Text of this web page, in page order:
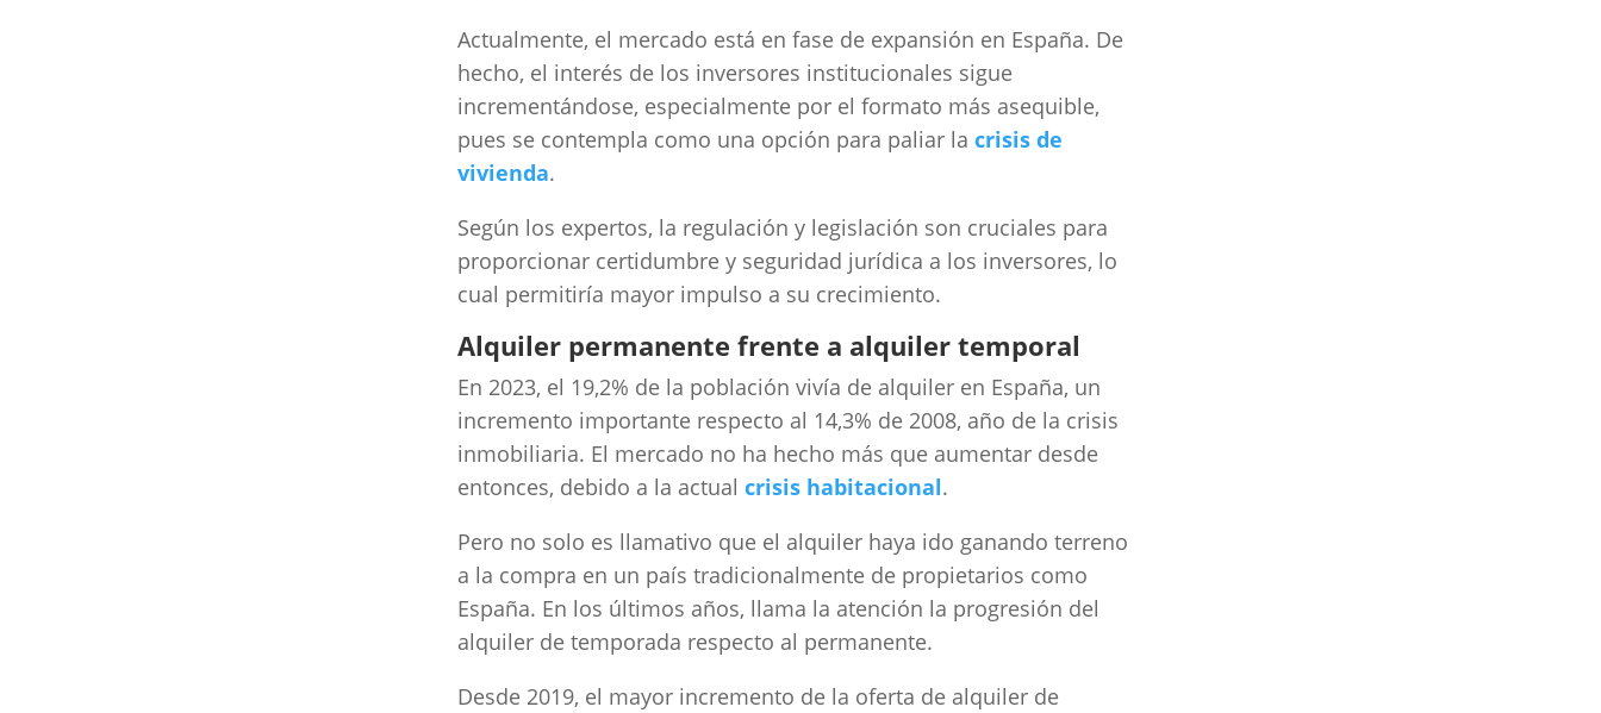
Actualmente, el mercado está en fase de expansión en España. De
hecho, el interés de los inversores institucionales sigue
incrementándose, especialmente por el formato más asequible,
pues se contempla como una opción para paliar la crisis de
vivienda.
Según los expertos, la regulación y legislación son cruciales para
proporcionar certidumbre y seguridad jurídica a los inversores, lo
cual permitiría mayor impulso a su crecimiento.
Alquiler permanente frente a alquiler temporal
En 2023, el 19,2% de la población vivía de alquiler en España, un
incremento importante respecto al 14,3% de 2008, año de la crisis
inmobiliaria. El mercado no ha hecho más que aumentar desde
entonces, debido a la actual crisis habitacional.
Pero no solo es llamativo que el alquiler haya ido ganando terreno
a la compra en un país tradicionalmente de propietarios como
España. En los últimos años, llama la atención la progresión del
alquiler de temporada respecto al permanente.
Desde 2019, el mayor incremento de la oferta de alquiler de